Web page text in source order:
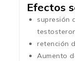
Efectos
supresión
retención
Aumento